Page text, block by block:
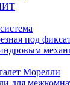
под
Морелли
для